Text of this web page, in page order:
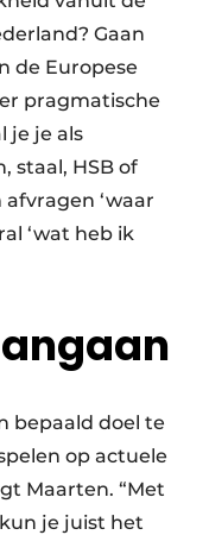
Gaan
de Europese
pragmatische
je je als
staal, HSB of
‘waar
‘wat heb ik
bepaald doel te
op actuele
Maarten. “Met
je juist het